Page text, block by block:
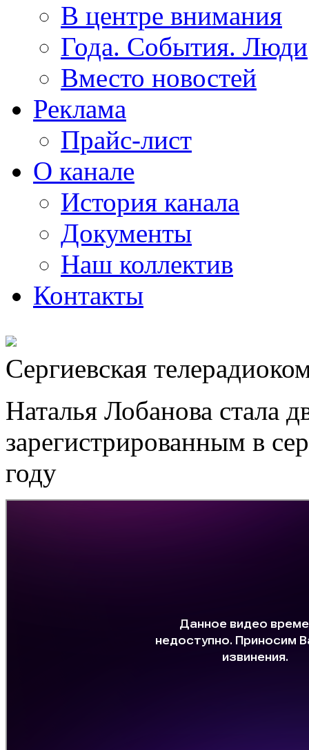
В центре внимания
Года. События. Люди
Вместо новостей
Реклама
Прайс-лист
О канале
История канала
Документы
Наш коллектив
Контакты
Сергиевская
Наталья Лобанова стала
зарегистрированным в
году